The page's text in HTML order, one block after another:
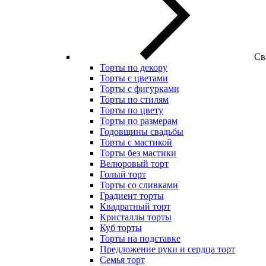
Торты по декору
Торты с цветами
Торты с фигурками
Торты по стилям
Торты по цвету
Торты по размерам
Годовщины свадьбы
Торты с мастикой
Торты без мастики
Велюровый торт
Голый торт
Торты со сливками
Градиент торты
Квадратный торт
Кристаллы торты
Куб торты
Торты на подставке
Предложение руки и сердца торт
Семья торт